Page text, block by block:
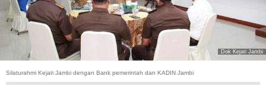
KRIMINAL
KHAZANAH
LEISUR
Dok Kejati Jambi
Silaturahmi Kejati Jambi dengan Bank pemerintah dan KADIN Jambi